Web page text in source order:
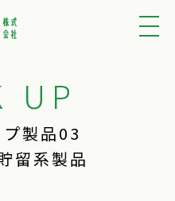
UP
製品03
留系製品